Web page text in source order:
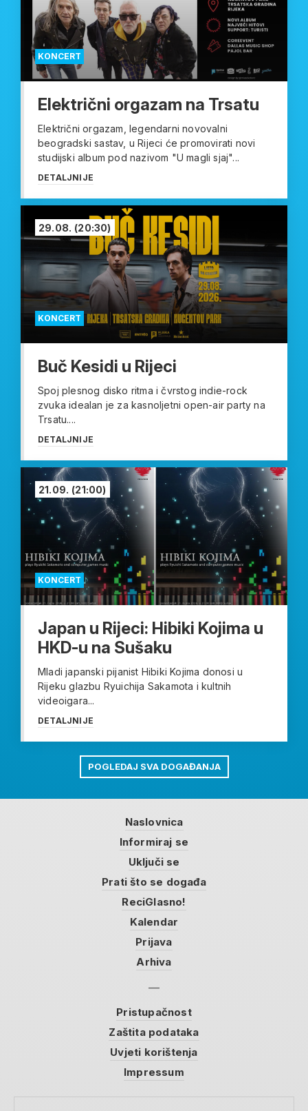
KONCERT
Električni orgazam na Trsatu
Električni orgazam, legendarni novovalni
beogradski sastav, u Rijeci će promovirati novi
studijski album pod nazivom "U magli sjaj"...
DETALJNIJE
KONCERT
29.08. (20:30)
Buč Kesidi u Rijeci
Spoj plesnog disko ritma i čvrstog indie-rock
zvuka idealan je za kasnoljetni open-air party na
Trsatu....
DETALJNIJE
KONCERT
21.09. (21:00)
Japan u Rijeci: Hibiki Kojima u
HKD-u na Sušaku
Mladi japanski pijanist Hibiki Kojima donosi u
Rijeku glazbu Ryuichija Sakamota i kultnih
videoigara...
DETALJNIJE
POGLEDAJ SVA DOGAĐANJA
Naslovnica
Informiraj se
Uključi se
Prati što se događa
ReciGlasno!
Kalendar
Prijava
Arhiva
Pristupačnost
Zaštita podataka
Uvjeti korištenja
Impressum